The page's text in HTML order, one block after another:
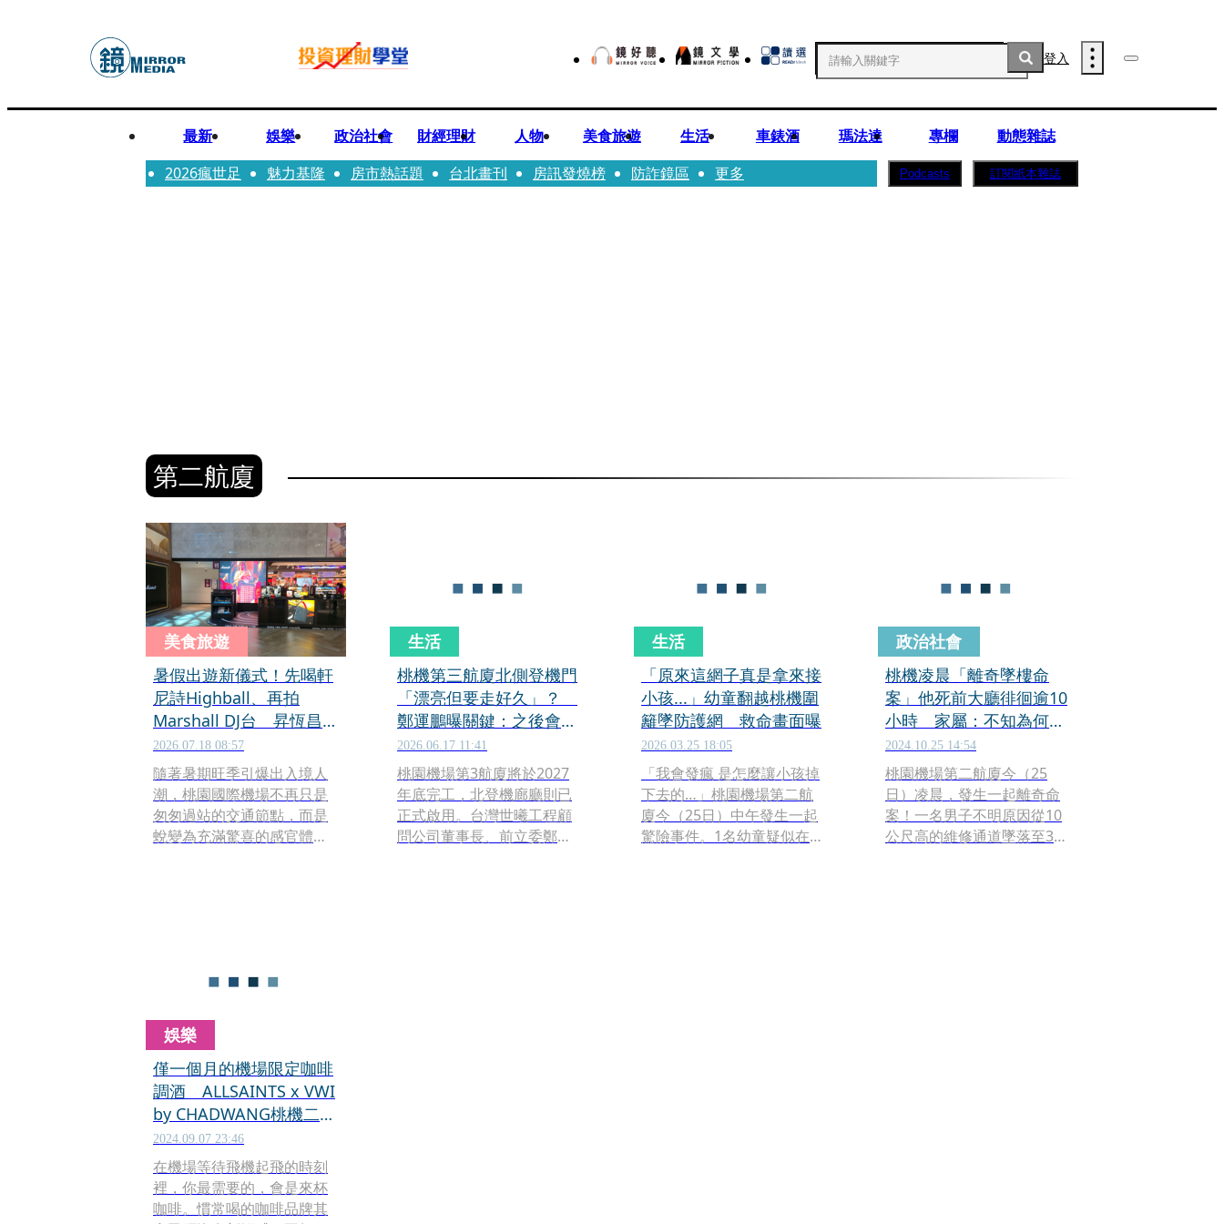
登入
最新 娛樂 政治社會 財經理財 人物 美食旅遊 生活 車錶酒 瑪法達 專欄
動態雜誌
2026瘋世足
魅力基隆 房市熱話題 台北畫刊 房訊發燒榜 防詐鏡區 更多 Podcasts 訂閱紙本雜誌
第二航廈
美食旅遊
暑假出遊新儀式！先喝軒
尼詩Highball、再拍
Marshall DJ台 昇恆昌將
桃機二航廈變身最潮候機
室
2026.07.18 08:57
隨著暑期旺季引爆出入境人
潮，桃園國際機場不再只是
匆匆過站的交通節點，而是
蛻變為充滿驚喜的感官體驗
音樂體驗快閃店」。即日起
可享受味蕾與聽覺的雙重饗
宴，為旅程揭開精彩序幕。
生活
桃機第三航廈北側登機門
「漂亮但要走好久」？
鄭運鵬曝關鍵：之後會簡
單很多
2026.06.17 11:41
桃園機場第3航廈將於2027
年底完工，北登機廊廳則已
正式啟用。台灣世曦工程顧
問公司董事長、前立委鄭運
生活
「原來這網子真是拿來接
小孩...」幼童翻越桃機圍
籬墜防護網 救命畫面曝
2026.03.25 18:05
「我會發瘋 是怎麼讓小孩掉
下去的…」桃園機場第二航
廈今（25日）中午發生一起
驚險事件。1名幼童疑似在家
政治社會
桃機凌晨「離奇墜樓命
案」他死前大廳徘徊逾10
小時 家屬：不知為何現
身機場
2024.10.25 14:54
桃園機場第二航廈今（25
日）凌晨，發生一起離奇命
案！一名男子不明原因從10
公尺高的維修通道墜落至3樓
娛樂
僅一個月的機場限定咖啡
調酒 ALLSAINTS x VWI
by CHADWANG桃機二航
廈才有
2024.09.07 23:46
在機場等待飛機起飛的時刻
裡，你最需要的，會是來杯
咖啡。慣常喝的咖啡品牌其